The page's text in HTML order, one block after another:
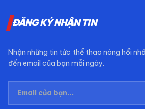
ĐĂNG KÝ NHẬN TIN
Nhận những tin tức thể thao nóng hổi
đến email của bạn mỗi ngày.